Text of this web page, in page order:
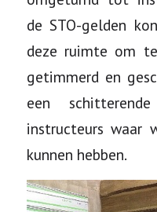
de STO-gelden
deze ruimte om
getimmerd en
een
instructeurs waar
kunnen hebben.